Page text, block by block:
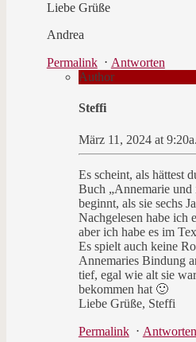
Liebe Grüße
Andrea
Permalink⋅ Antworten
Author
Steffi
März 11, 2024 at
Es scheint, als hättest
Buch „Annemarie und
beginnt, als sie sechs
Nachgelesen habe ich
aber ich habe es im
Es spielt auch keine
Annemaries Bindung
tief, egal wie alt sie
bekommen hat 🙂
Liebe Grüße, Steffi
Permalink⋅ Antworten